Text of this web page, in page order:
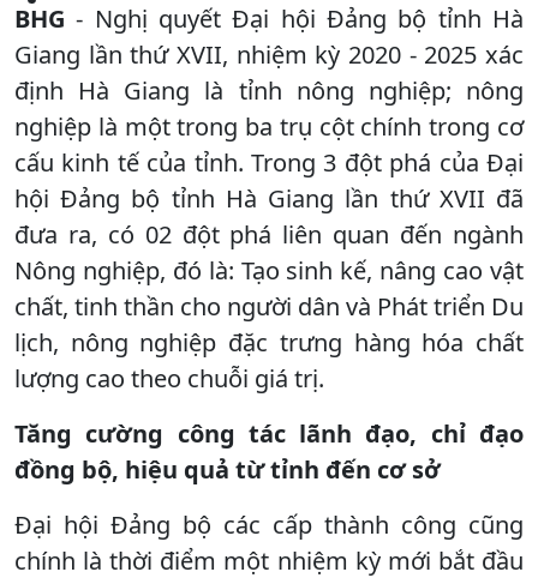
BHG - Nghị quyết Đại hội Đảng bộ tỉnh Hà
Giang lần thứ XVII, nhiệm kỳ 2020 - 2025 xác
định Hà Giang là tỉnh nông nghiệp; nông
nghiệp là một trong ba trụ cột chính trong cơ
cấu kinh tế của tỉnh. Trong 3 đột phá của Đại
hội Đảng bộ tỉnh Hà Giang lần thứ XVII đã
đưa ra, có 02 đột phá liên quan đến ngành
Nông nghiệp, đó là: Tạo sinh kế, nâng cao vật
chất, tinh thần cho người dân và Phát triển Du
lịch, nông nghiệp đặc trưng hàng hóa chất
lượng cao theo chuỗi giá trị.
Tăng cường công tác lãnh đạo, chỉ đạo
đồng bộ, hiệu quả từ tỉnh đến cơ sở
Đại hội Đảng bộ các cấp thành công cũng
chính là thời điểm một nhiệm kỳ mới bắt đầu